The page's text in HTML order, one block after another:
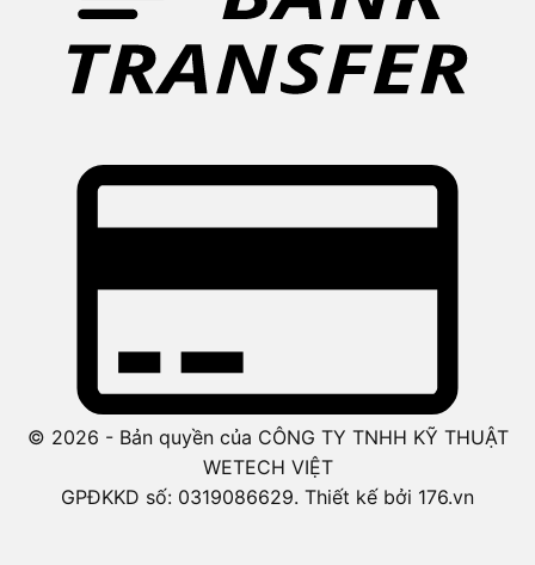
© 2026 - Bản quyền của CÔNG TY TNHH KỸ THUẬT
WETECH VIỆT
GPĐKKD số: 0319086629. Thiết kế bởi 176.vn